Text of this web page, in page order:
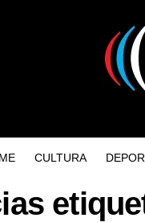
CULTURA